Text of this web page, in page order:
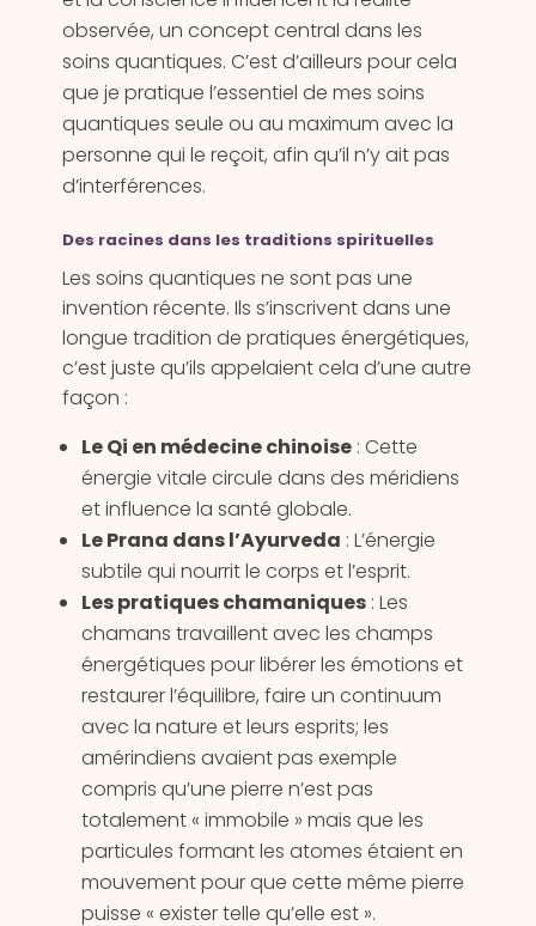
observée, un concept central dans les
soins quantiques. C’est d’ailleurs pour cela
que je pratique l’essentiel de mes soins
quantiques seule ou au maximum avec la
personne qui le reçoit, afin qu’il n’y ait pas
d’interférences.
Des racines dans les traditions spirituelles
Les soins quantiques ne sont pas une
invention récente. Ils s’inscrivent dans une
longue tradition de pratiques énergétiques,
c’est juste qu’ils appelaient cela d’une autre
façon :
Le Qi en médecine chinoise: Cette
énergie vitale circule dans des méridiens
et influence la santé globale.
Le Prana dans l’Ayurveda : L’énergie
subtile qui nourrit le corps et l’esprit.
Les pratiques chamaniques: Les
chamans travaillent avec les champs
énergétiques pour libérer les émotions et
restaurer l’équilibre, faire un continuum
avec la nature et leurs esprits; les
amérindiens avaient pas exemple
compris qu’une pierre n’est pas
totalement « immobile » mais que les
particules formant les atomes étaient en
mouvement pour que cette même pierre
puisse « exister telle qu’elle est ».